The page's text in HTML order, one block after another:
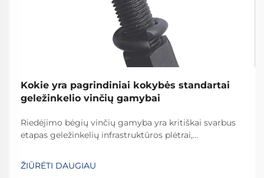
Kokie yra pagrindiniai kokybės standartai
geležinkelio vinčių gamybai
Riedėjimo bėgių vinčių gamyba yra kritiškai svarbus
etapas geležinkelių infrastruktūros plėtrai,
kad būtų užtikrinta geležinkelių sistemų sauga ir
ilgaamžiškumas visame pasaulyje. Šių esminių detalių
ŽIŪRĖTI DAUGIAU